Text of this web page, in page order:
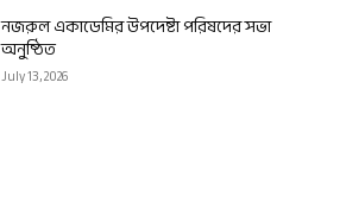
নজরুল একাডেমির উপদেষ্টা পরিষদের সভা
অনুষ্ঠিত
July 13, 2026